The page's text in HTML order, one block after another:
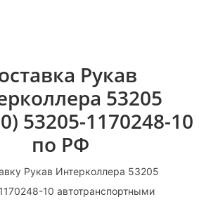
Рукав
53205
53205-1170248-10
по РФ
Рукав Интерколлера 53205
10 автотранспортными